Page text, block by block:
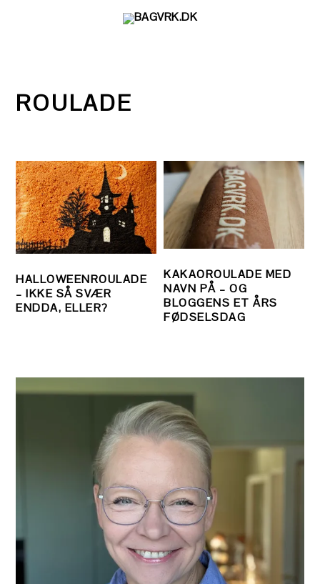
ROULADE
HALLOWEENROULADE
– IKKE SÅ SVÆR
ENDDA, ELLER?
KAKAOROULADE MED
NAVN PÅ – OG
BLOGGENS ET ÅRS
FØDSELSDAG
PRIMÆR